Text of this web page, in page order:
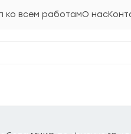
ко всем работамО нас